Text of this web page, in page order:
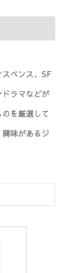
ペンス、SF
ラマなどが
を厳選して
味があるジ